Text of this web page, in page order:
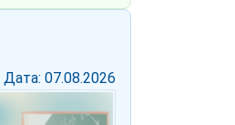
Дата: 07.08.2026